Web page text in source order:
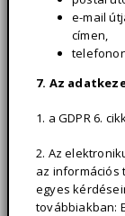
e-mail
címen,
7. Az
1. a GDPR 6.
2. Az
az információs
egyes
továbbiakban: